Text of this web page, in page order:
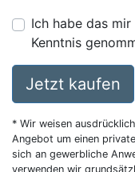
Ich habe das
Kenntnis
Jetzt kaufen
* Wir weisen
Angebot um einen
sich an gewerbliche
verwenden wir